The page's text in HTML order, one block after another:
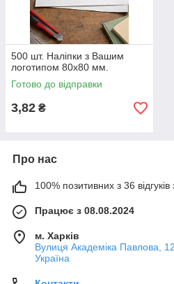
500 шт. Наліпки з Вашим
логотипом 80х80 мм.
Готово до відправки
3,82 ₴
Про нас
100% позитивних з 36 відгуків
Працює з 08.08.2024
м. Харків
Вулиця Академіка Павлова,
Україна